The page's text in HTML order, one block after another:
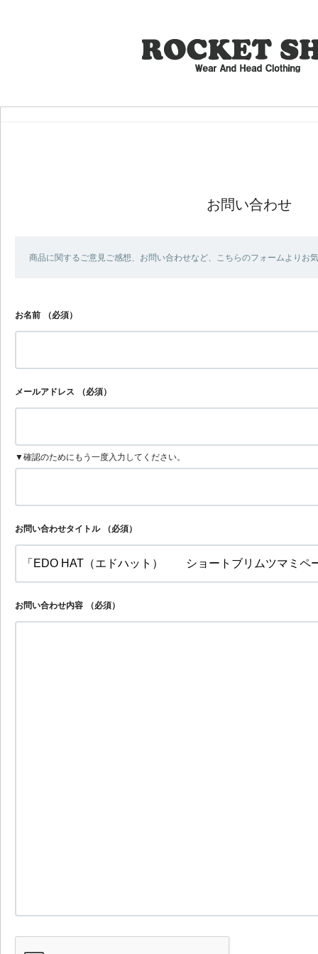
お問い合わせ
商品に関するご意見ご感想、お問い合わせなど、こちらのフォームよりお
お名前 （必須）
メールアドレス （必須）
▼確認のためにもう一度入力してください。
お問い合わせタイトル （必須）
お問い合わせ内容 （必須）